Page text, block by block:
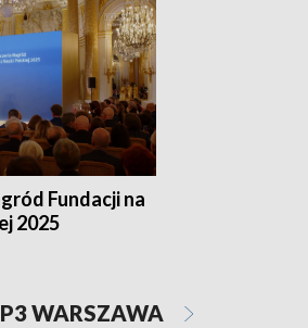
Fundacji na
2025
WARSZAWA